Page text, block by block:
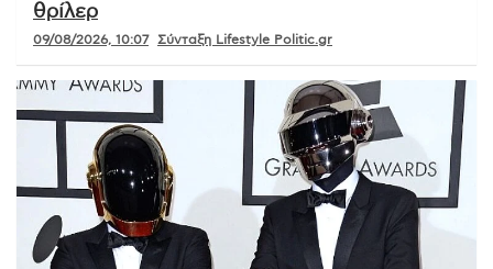
θρίλερ
09/08/2026, 10:07 Σύνταξη Lifestyle Politic.gr